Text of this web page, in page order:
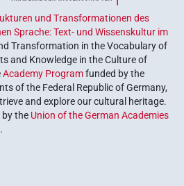
und Transformationen des
Sprache: Text- und Wissenskultur im
Transformation in the Vocabulary of
and Knowledge in the Culture of
Academy Programfunded by the
of the Federal Republic of Germany,
and explore our cultural heritage.
the Union of the German Academies
.